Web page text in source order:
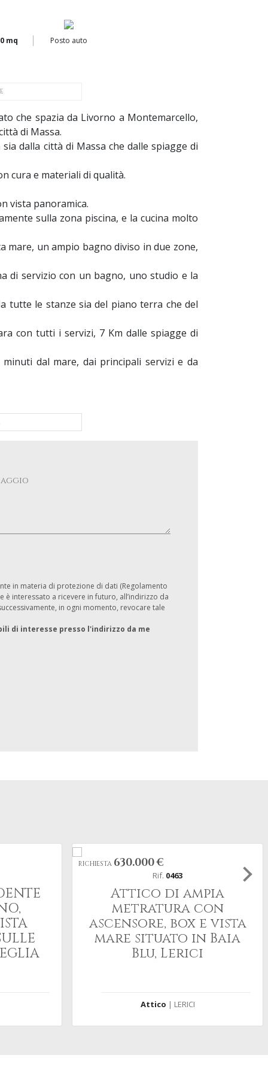
mq Posto auto
che spazia da Livorno a Montemarcello,
di Massa.
dalla città di Massa che dalle spiagge di
cura e materiali di qualità.
vista panoramica.
sulla zona piscina, e la cucina molto
mare, un ampio bagno diviso in due zone,
di servizio con un bagno, uno studio e la
tutte le stanze sia del piano terra che del
con tutti i servizi, 7 Km dalle spiagge di
dal mare, dai principali servizi e da
in materia di protezione di dati (Regolamento
interessato a ricevere in futuro, all’indirizzo da
in ogni momento, revocare tale
di interesse presso l'indirizzo da me
RICHIESTA630.000 €
Rif. 0463
Attico di ampia
metratura con
ascensore, box e vista
mare situato in Baia
Blu, Lerici
Attico | LERICI